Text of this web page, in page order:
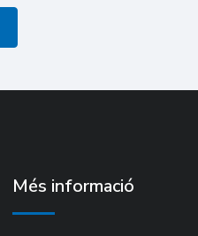
Més informació